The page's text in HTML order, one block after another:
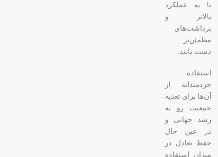
تا به عملکرد
بالاتر و
برداشت‌های
مطمئن‌تر
دست یابند.
استفاده
خردمندانه از
آن‌ها برای تغذیه
جمعیت رو به
رشد جهانی و
در عین حال
حفظ تعادل در
میزان استفاده